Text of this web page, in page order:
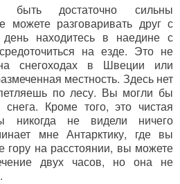
достаточно сильны
можете разговаривать друг с
находитесь в наедине с
на езде. Это не
снегоходах в Швеции или
местность. Здесь нет
по лесу. Вы могли бы
Кроме того, это чистая
никогда не видели ничего
мне Антарктику, где вы
гору на расстоянии, вы можете
двух часов, но она не